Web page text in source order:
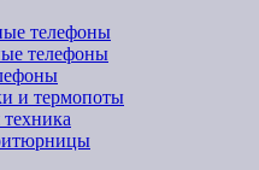
телефоны
телефоны
и термопоты